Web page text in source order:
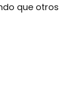
que otros